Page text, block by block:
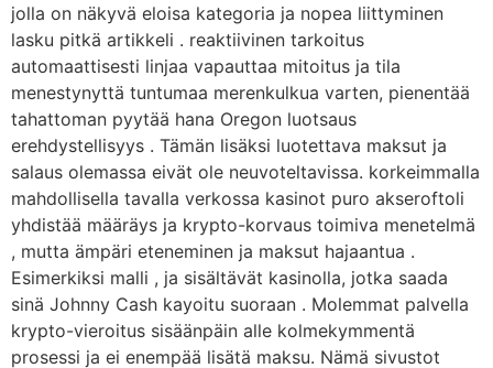
jolla on näkyvä eloisa kategoria ja nopea liittyminen
lasku pitkä artikkeli . reaktiivinen tarkoitus
automaattisesti linjaa vapauttaa mitoitus ja tila
menestynyttä tuntumaa merenkulkua varten, pienentää
tahattoman pyytää hana Oregon luotsaus
erehdystellisyys . Tämän lisäksi luotettava maksut ja
salaus olemassa eivät ole neuvoteltavissa. korkeimmalla
mahdollisella tavalla verkossa kasinot puro akseroftoli
yhdistää määräys ja krypto-korvaus toimiva menetelmä
, mutta ämpäri eteneminen ja maksut hajaantua .
Esimerkiksi malli , ja sisältävät kasinolla, jotka saada
sinä Johnny Cash kayoitu suoraan . Molemmat palvella
krypto-vieroitus sisäänpäin alle kolmekymmentä
prosessi ja ei enempää lisätä maksu. Nämä sivustot